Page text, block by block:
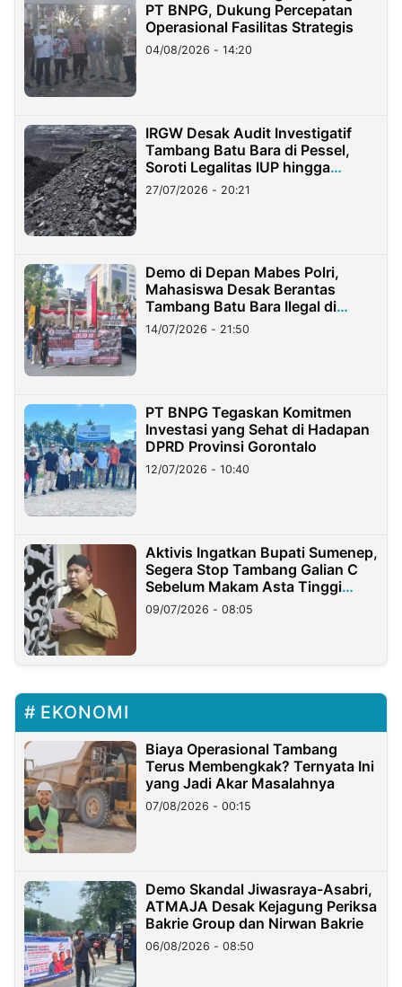
PT BNPG, Dukung Percepatan
Operasional Fasilitas Strategis
04/08/2026 - 14:20
IRGW Desak Audit Investigatif
Tambang Batu Bara di Pessel,
Soroti Legalitas IUP hingga
Stockpile
27/07/2026 - 20:21
Demo di Depan Mabes Polri,
Mahasiswa Desak Berantas
Tambang Batu Bara Ilegal di
Lampung
14/07/2026 - 21:50
PT BNPG Tegaskan Komitmen
Investasi yang Sehat di Hadapan
DPRD Provinsi Gorontalo
12/07/2026 - 10:40
Aktivis Ingatkan Bupati Sumenep,
Segera Stop Tambang Galian C
Sebelum Makam Asta Tinggi
Longsor
09/07/2026 - 08:05
EKONOMI
Biaya Operasional Tambang
Terus Membengkak? Ternyata Ini
yang Jadi Akar Masalahnya
07/08/2026 - 00:15
Demo Skandal Jiwasraya-Asabri,
ATMAJA Desak Kejagung Periksa
Bakrie Group dan Nirwan Bakrie
06/08/2026 - 08:50